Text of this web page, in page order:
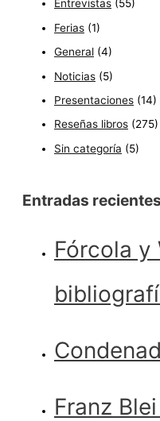
Entrevistas (55)
Ferias (1)
General (4)
Noticias (5)
Presentaciones (14)
Reseñas libros (275)
Sin categoría (5)
Entradas recientes
Fórcola y
Franz